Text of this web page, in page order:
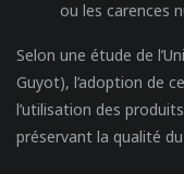
ou les carences
Selon une étude de
Guyot), l’adoption de
l’utilisation des
préservant la qualité